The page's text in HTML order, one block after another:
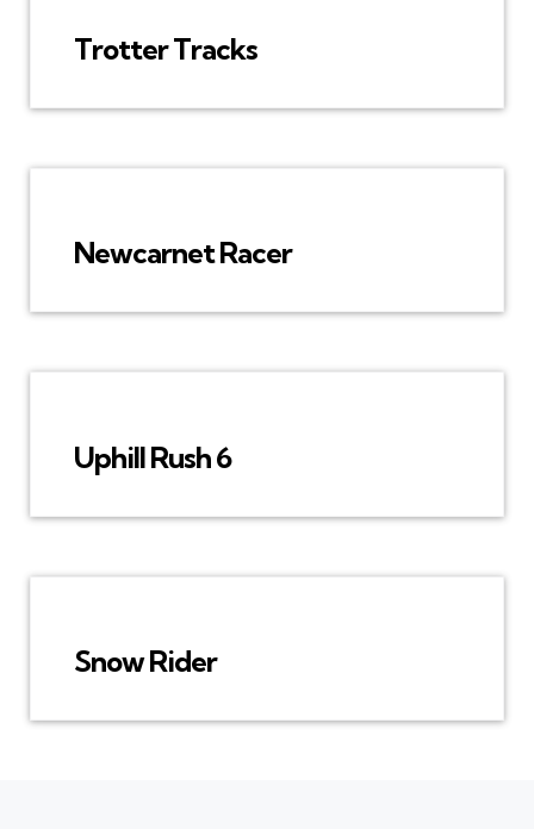
Trotter Tracks
Newcarnet Racer
Uphill Rush 6
Snow Rider